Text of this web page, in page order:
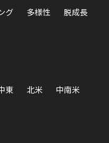
グ 多様性 脱成長
東 北米
中南米